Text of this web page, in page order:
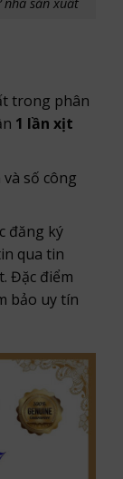
sản xuất
trong phân
1 lần xịt
và số công
đăng ký
qua tin
Đặc điểm
bảo uy tín